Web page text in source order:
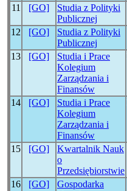
11 [GO]
Studia z Polityki
Publicznej
12
[GO]
Studia z Polityki
Publicznej
13
[GO]
Studia i Prace
Kolegium
Zarządzania i
Finansów
14 [GO]
Studia i Prace
Kolegium
Zarządzania i
Finansów
15 [GO]
Kwartalnik Nauk
o
Przedsiębiorstwie
16 [GO]
Gospodarka